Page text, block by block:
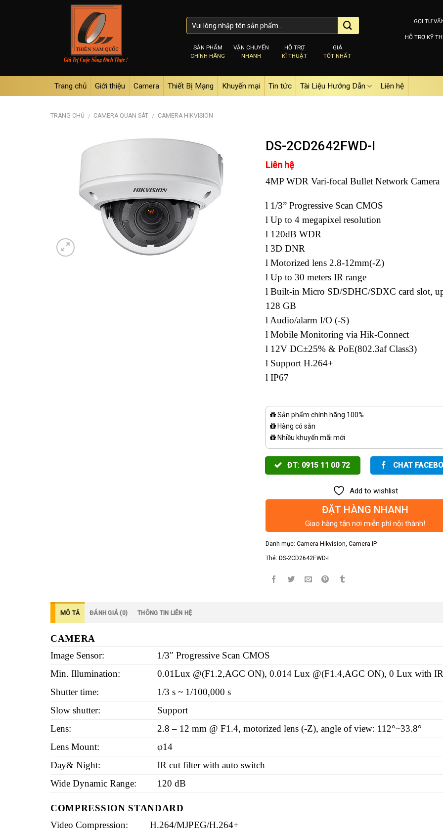
SẢN PHẨM
CHÍNH HÃNG
VẬN CHUYỂN
NHANH
HỖ TRỢ
KĨ THUẬT
GIÁ
TỐT NHẤT
GỌI TƯ
HỖ TRỢ KỸ
Trang chủ Giới thiệu Camera Thiết Bị Mạng Khuyến mại Tin tức Tài Liệu Hướng Dẫn Liên hệ
TRANG CHỦ / CAMERA QUAN SÁT / CAMERA HIKVISION
Add to
wishlist
DS-2CD2642FWD-I
Liên hệ
4MP WDR Vari-focal Bullet Network Camera
l 1/3” Progressive Scan CMOS
l Up to 4 megapixel resolution
l 120dB WDR
l 3D DNR
l Motorized lens 2.8-12mm(-Z)
l Up to 30 meters IR range
l Built-in Micro SD/SDHC/SDXC card slot,
128 GB
l Audio/alarm I/O (-S)
l Mobile Monitoring via Hik-Connect
l 12V DC±25% & PoE(802.3af Class3)
l Support H.264+
l IP67
Sản phẩm chính hãng 100%
Hàng có sẵn
Nhiều khuyến mãi mới
ĐT: 0915 11 00 72 CHAT
Add to wishlist
ĐẶT HÀNG NHANH
Giao hàng tận nơi miễn phí nội thành!
Danh mục: Camera Hikvision, Camera IP
Thẻ: DS-2CD2642FWD-I
MÔ TẢ ĐÁNH GIÁ (0) THÔNG TIN LIÊN HỆ
CAMERA
Image Sensor:
1/3″ Progressive Scan CMOS
Min. Illumination:
0.01Lux @(F1.2,AGC ON), 0.014 Lux @(F1.4,AGC ON), 0 Lux with IR
Shutter time:
1/3 s ~ 1/100,000 s
Slow shutter:
Support
Lens:
2.8 – 12 mm @ F1.4, motorized lens (-Z), angle of view: 112°~33.8°
Lens Mount:
φ14
Day& Night:
IR cut filter with auto switch
Wide Dynamic Range:
120 dB
COMPRESSION STANDARD
Video Compression:
H.264/MJPEG/H.264+